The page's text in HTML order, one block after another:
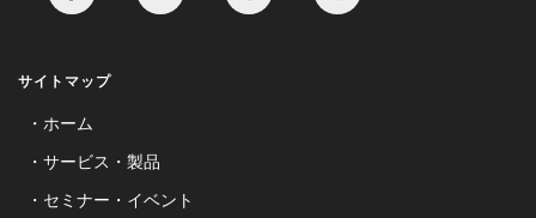
サイトマップ
ホーム
サービス・製品
セミナー・イベント